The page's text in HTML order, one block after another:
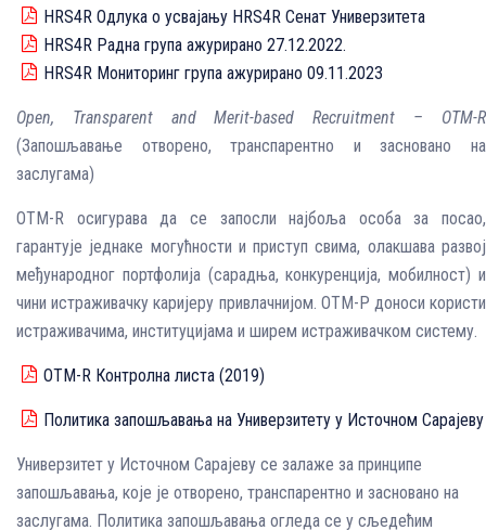
HRS4R Одлука о усвајању HRS4R Сенат Универзитета
HRS4R Радна група ажурирано 27.12.2022.
HRS4R Мониторинг група ажурирано 09.11.2023
Open, Transparent and Merit-based Recruitment
– OTM-R
(Запошљавање отворено, транспарентно и засновано на
заслугама)
OTM-R осигурава да се запосли најбоља особа за посао,
гарантује једнаке могућности и приступ свима, олакшава развој
међународног портфолија (сарадња, конкуренција, мобилност) и
чини истраживачку каријеру привлачнијом. ОТМ-Р доноси користи
истраживачима, институцијама и ширем истраживачком систему.
OTM-R Контролна листа (2019)
Политика запошљавања на Универзитету у Источном Сарајеву
Универзитет у Источном Сарајеву се залаже за принципе
запошљавања, које је отворено, транспарентно и засновано на
заслугама. Политика запошљавања огледа се у сљедећим